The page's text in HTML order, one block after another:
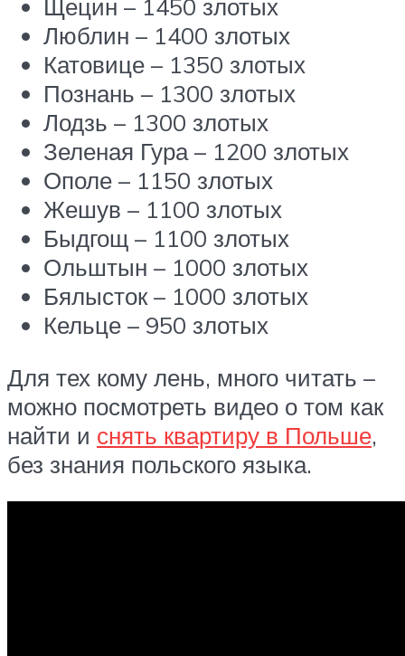
Щецин – 1450 злотых
Люблин – 1400 злотых
Катовице – 1350 злотых
Познань – 1300 злотых
Лодзь – 1300 злотых
Зеленая Гура – 1200 злотых
Ополе – 1150 злотых
Жешув – 1100 злотых
Быдгощ – 1100 злотых
Ольштын – 1000 злотых
Бялысток – 1000 злотых
Кельце – 950 злотых
Для тех кому лень, много читать –
можно посмотреть видео о том как
найти и снять квартиру в Польше,
без знания польского языка.